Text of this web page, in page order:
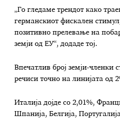
„Го гледаме трендот како
германскиот фискален
позитивно прелевање на
земји од ЕУ“, додаде тој.
Впечатлив број земји-членки
речиси точно на линијата од
Италија дојде со 2,01%,
Шпанија, Белгија,